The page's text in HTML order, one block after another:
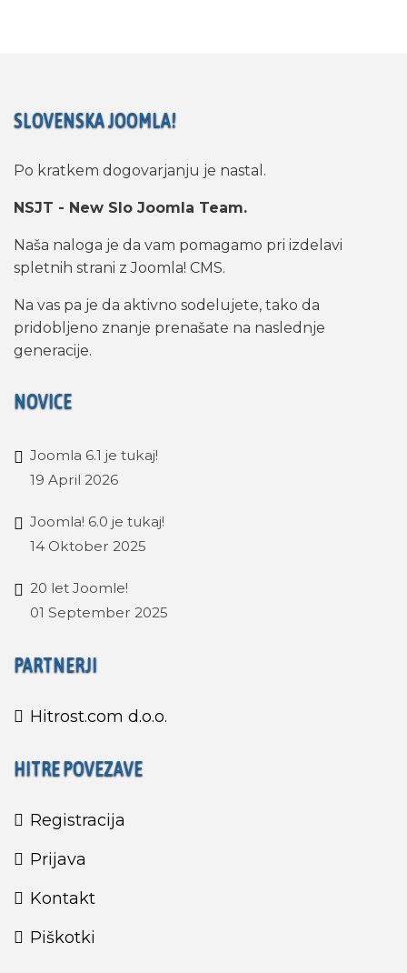
SLOVENSKA JOOMLA!
Po kratkem dogovarjanju je nastal.
NSJT - New Slo Joomla Team.
Naša naloga je da vam pomagamo pri izdelavi
spletnih strani z Joomla! CMS.
Na vas pa je da aktivno sodelujete, tako da
pridobljeno znanje prenašate na naslednje
generacije.
NOVICE
Joomla 6.1 je tukaj!
19 April 2026
Joomla! 6.0 je tukaj!
14 Oktober 2025
20 let Joomle!
01 September 2025
PARTNERJI
Hitrost.com d.o.o.
HITRE POVEZAVE
Registracija
Prijava
Kontakt
Piškotki